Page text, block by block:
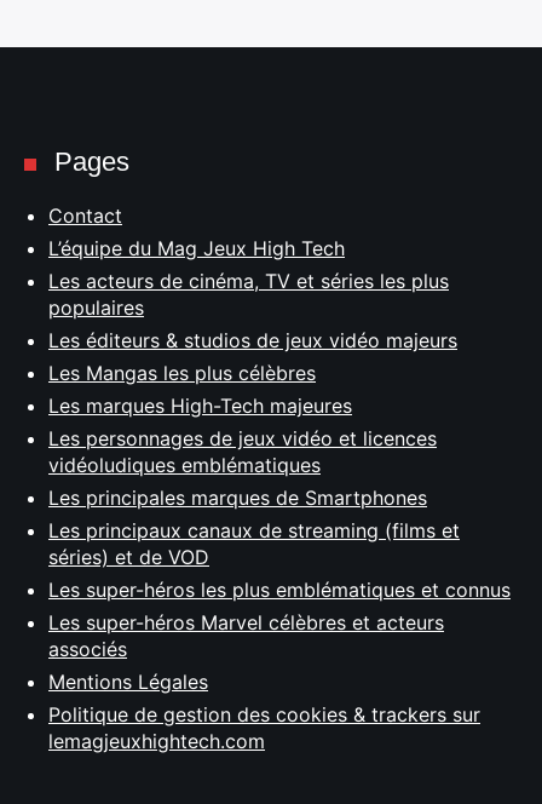
Pages
Contact
L’équipe du Mag Jeux High Tech
Les acteurs de cinéma, TV et séries les plus
populaires
Les éditeurs & studios de jeux vidéo majeurs
Les Mangas les plus célèbres
Les marques High-Tech majeures
Les personnages de jeux vidéo et licences
vidéoludiques emblématiques
Les principales marques de Smartphones
Les principaux canaux de streaming (films et
séries) et de VOD
Les super-héros les plus emblématiques et connus
Les super-héros Marvel célèbres et acteurs
associés
Mentions Légales
Politique de gestion des cookies & trackers sur
lemagjeuxhightech.com